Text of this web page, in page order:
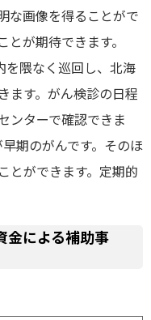
な画像を得ることがで
が期待できます。
を隈なく巡回し、北海
ます。がん検診の日程
ンターで確認できま
期のがんです。そのほ
とができます。定期的
金による補助事